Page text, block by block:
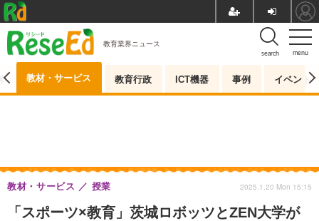
menu
search
教育業界ニュース
教材・サービス 教育行政 ICT機器 事例 イベント
「スポーツ×教育」茨城ロボッツとZEN大学が
教材・サービス 授業 2025.1.20 Mon 15:15